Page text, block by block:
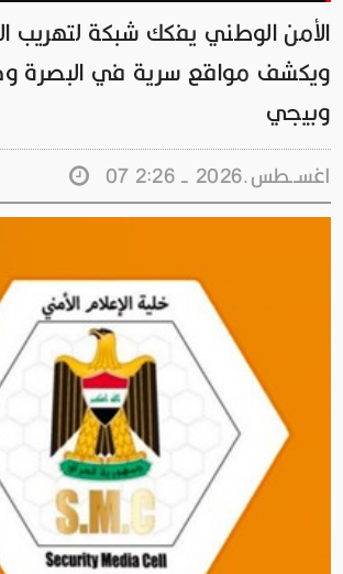
الأمن الوطني يفكك شبكة لتهريب
ويكشف مواقع سرية في البصرة
وبيجي
07 اغســطس.2026 - 2:26